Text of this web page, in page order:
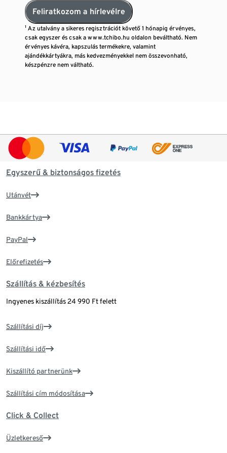
Feliratkozom a hírlevélre
¹ Az utalvány a sikeres regisztrációt követő 1 hónapig érvényes,
csak egyszer és csak a www.tchibo.hu oldalon beváltható. Nem
érvényes kávéra, kapszulás termékekre, valamint
ajándékkártyákra, más kedvezményekkel nem összevonható,
készpénzre nem váltható.
Egyszerű & biztonságos fizetés
Utánvét
Bankkártya
PayPal
Előrefizetés
Szállítás & kézbesítés
Ingyenes kiszállítás 24 990 Ft felett
Szállítási díj
Szállítási idő
Kiszállító partnerünk
Szállítási cím módosítása
Click & Collect
Üzletkereső